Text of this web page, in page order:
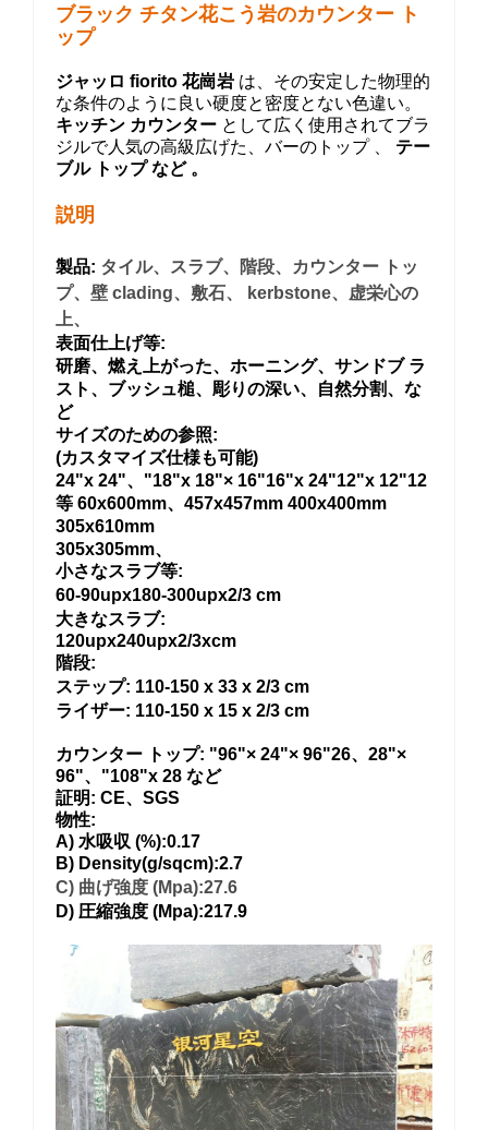
ブラック チタン花こう岩のカウンター ト
ップ
ジャッロ fiorito 花崗岩 は、その安定した物理的
な条件のように良い硬度と密度とない色違い。
キッチン カウンター として広く使用されてブラ
ジルで人気の高級広げた、バーのトップ 、
テー
ブル トップなど 。
説明
製品: タイル、スラブ、階段、カウンター トッ
プ、壁 clading、敷石、
kerbstone、虚栄心の
上、
表面仕上げ等:
研磨、燃え上がった、ホーニング、サンドブ ラ
スト、ブッシュ槌、彫りの深い、自然分割、な
ど
サイズのための参照:
(カスタマイズ仕様も可能)
24"x 24"、"18"x 18"× 16"16"x 24"12"x 12"12
等 60x600mm、457x457mm 400x400mm
305x610mm
305x305mm、
小さなスラブ等:
60-90upx180-300upx2/3 cm
大きなスラブ:
120upx240upx2/3xcm
階段:
ステップ: 110-150 x 33 x 2/3 cm
ライザー: 110-150 x 15 x 2/3 cm
カウンター トップ: "96"× 24"× 96"26、28"×
96"、"108"x 28 など
証明: CE、SGS
物性:
A) 水吸収 (%):0.17
B) Density(g/sqcm):2.7
C) 曲げ強度 (Mpa):27.6
D) 圧縮強度 (Mpa):217.9